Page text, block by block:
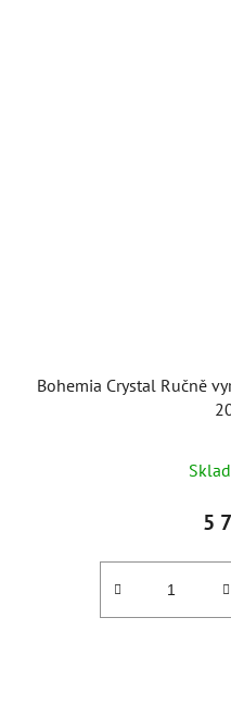
Bohemia Crystal Ručně
5